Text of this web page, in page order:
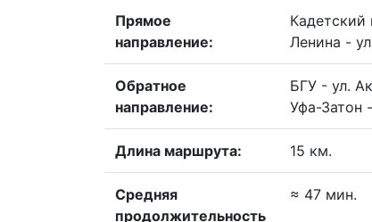
Прямое
направление:
Ленина -
Обратное
направление:
БГУ - ул.
Уфа-Затон
Длина маршрута: 15 км.
Средняя
продолжительность
≈ 47 мин.